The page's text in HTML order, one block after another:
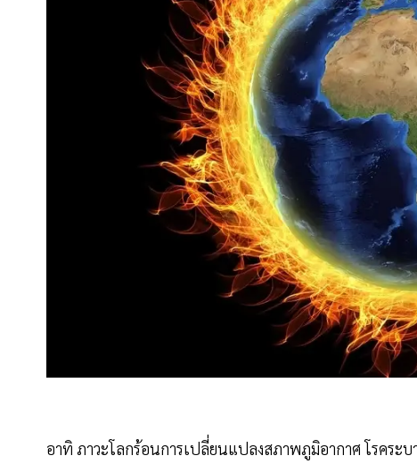
อาทิ ภาวะโลกร้อนการเปลี่ยนแปลงสภาพภูมิอากาศ โรคร